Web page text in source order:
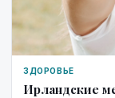
ЗДОРОВЬЕ
Ирландские